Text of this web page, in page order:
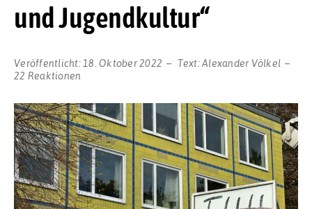
und Jugendkultur“
Veröffentlicht: 18. Oktober 2022 Text:Alexander Völkel
22 Reaktionen